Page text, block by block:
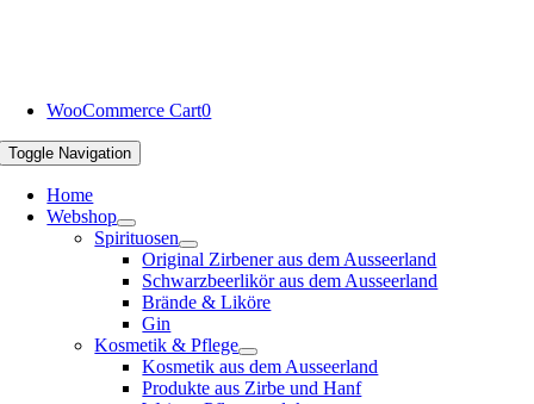
WooCommerce Cart0
Toggle Navigation
Home
Webshop
Spirituosen
Original Zirbener aus dem Ausseerland
Schwarzbeerlikör aus dem Ausseerland
Brände & Liköre
Gin
Kosmetik & Pflege
Kosmetik aus dem Ausseerland
Produkte aus Zirbe und Hanf